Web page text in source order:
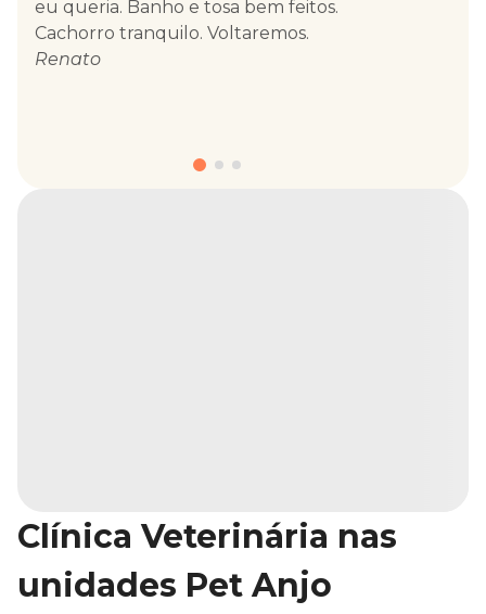
eu queria. Banho e tosa bem feitos.
Cachorro tranquilo. Voltaremos.
Renato
Clínica Veterinária nas
unidades Pet Anjo